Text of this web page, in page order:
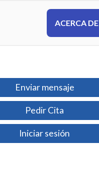
ACERCA DE
Enviar mensaje
Pedir Cita
Iniciar sesión